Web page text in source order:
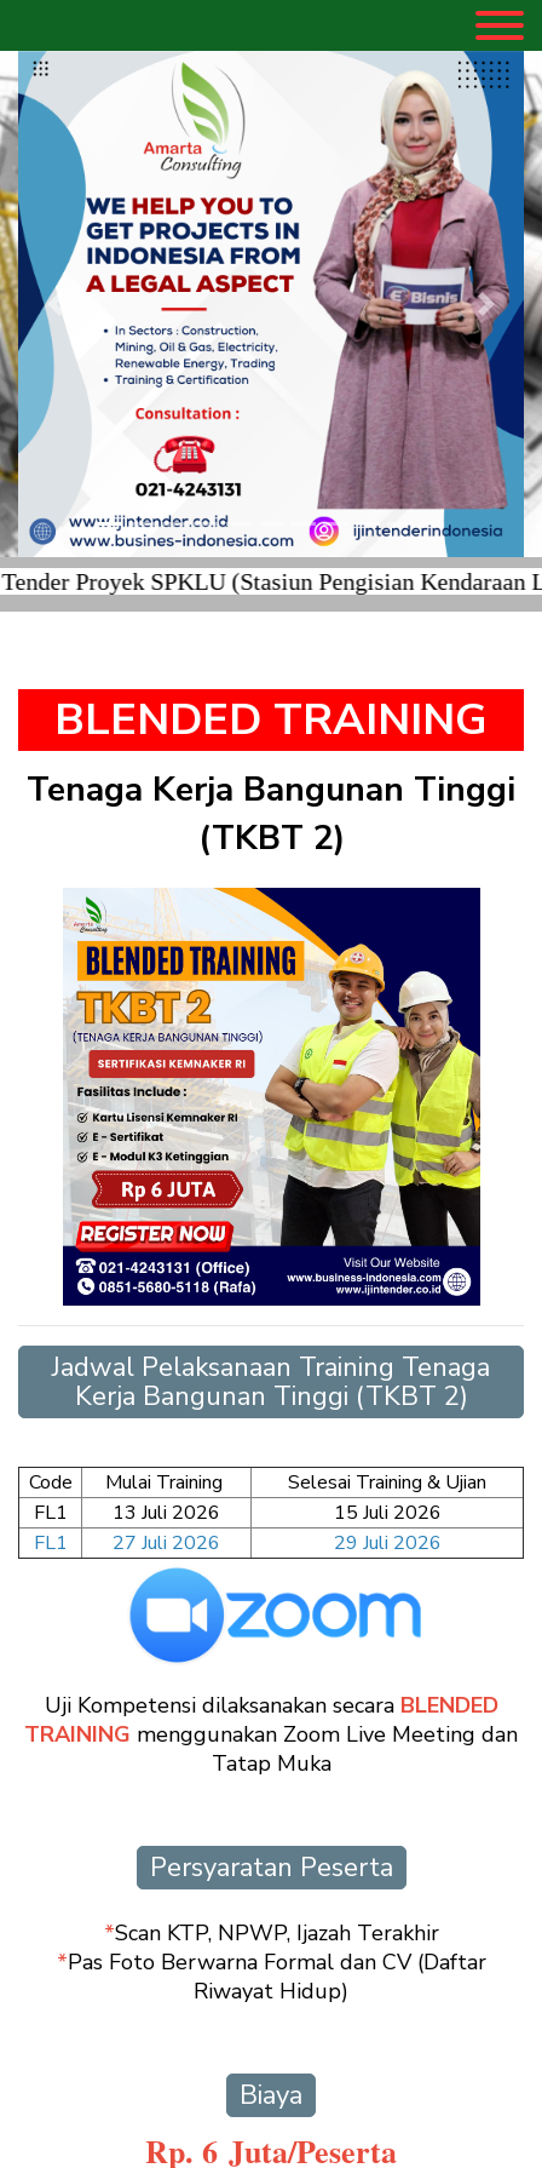
Previous Next
Proyek SPKLU (Stasiun Pengisian Kendaraan
BLENDED TRAINING
Tenaga Kerja Bangunan Tinggi
(TKBT 2)
Jadwal Pelaksanaan Training Tenaga
Kerja Bangunan Tinggi (TKBT 2)
Code Mulai Training
Selesai Training & Ujian
FL1
13 Juli 2026
15 Juli 2026
FL1
27 Juli 2026 29 Juli 2026
Uji Kompetensi dilaksanakan secara BLENDED
TRAINING menggunakan Zoom Live Meeting dan
Tatap Muka
Persyaratan Peserta
*Scan KTP, NPWP, Ijazah Terakhir
*Pas Foto Berwarna Formal dan CV (Daftar
Riwayat Hidup)
Biaya
Rp. 6 Juta/Peserta